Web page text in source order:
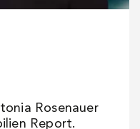
Rosenauer
Report.